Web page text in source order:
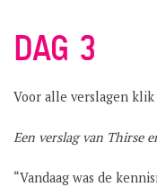
DAG 3
Voor alle verslagen klik
Een verslag van Thirse
“Vandaag was de